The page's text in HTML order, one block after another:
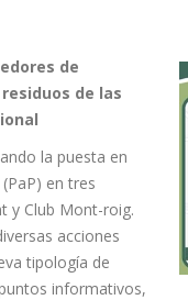
de
de las
la puesta en
en tres
y Club Mont-roig.
acciones
tipología de
informativos,